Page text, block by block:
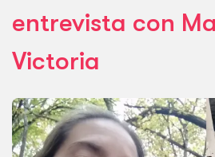
entrevista con
Victoria